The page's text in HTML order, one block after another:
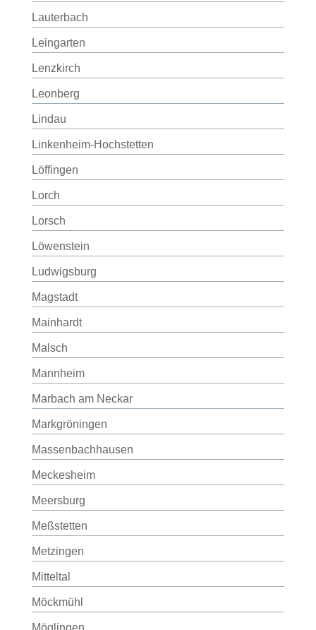
Lauterbach
Leingarten
Lenzkirch
Leonberg
Lindau
Linkenheim-Hochstetten
Löffingen
Lorch
Lorsch
Löwenstein
Ludwigsburg
Magstadt
Mainhardt
Malsch
Mannheim
Marbach am Neckar
Markgröningen
Massenbachhausen
Meckesheim
Meersburg
Meßstetten
Metzingen
Mitteltal
Möckmühl
Möglingen